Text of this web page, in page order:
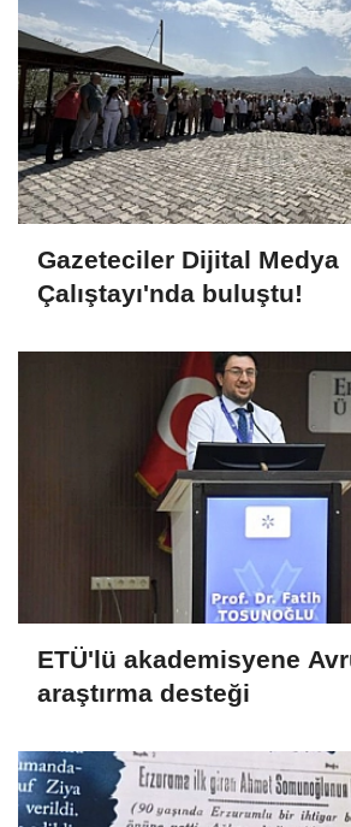
Gazeteciler Dijital Medya
Çalıştayı'nda buluştu!
ETÜ'lü akademisyene
araştırma desteği